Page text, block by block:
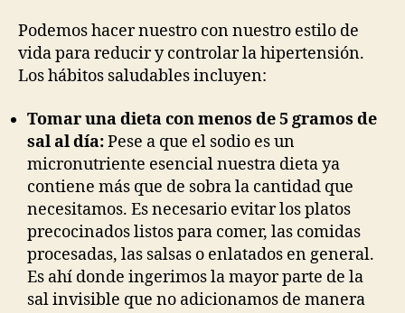
Podemos hacer nuestro con nuestro estilo de
vida para reducir y controlar la hipertensión.
Los hábitos saludables incluyen:
Tomar una dieta con menos de 5 gramos de
sal al día:Pese a que el sodio es un
micronutriente esencial nuestra dieta ya
contiene más que de sobra la cantidad que
necesitamos. Es necesario evitar los platos
precocinados listos para comer, las comidas
procesadas, las salsas o enlatados en general.
Es ahí donde ingerimos la mayor parte de la
sal invisible que no adicionamos de manera